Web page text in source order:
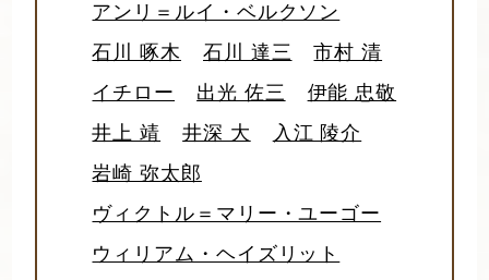
アンリ＝ルイ・ベルクソン
石川 啄木
石川 達三
市村 清
イチロー
出光 佐三
伊能 忠敬
井上 靖
井深 大
入江 陵介
岩崎 弥太郎
ヴィクトル＝マリー・ユーゴー
ウィリアム・ヘイズリット